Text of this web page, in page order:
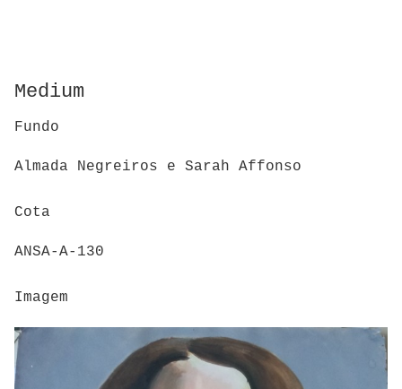
Medium
Fundo
Almada Negreiros e Sarah Affonso
Cota
ANSA-A-130
Imagem